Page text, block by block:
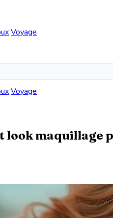
Voyage
Voyage
look maquillage